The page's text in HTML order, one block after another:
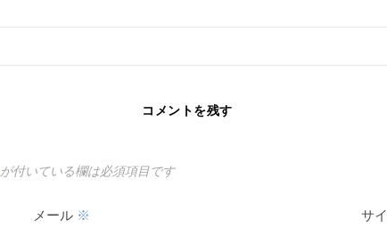
コメントを残す
が付いている欄は必須項目です
メール ※ サ